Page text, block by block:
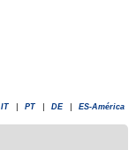
IT PT DE ES-América